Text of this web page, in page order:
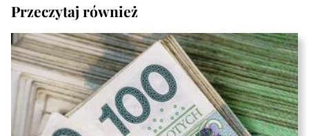
Przeczytaj również